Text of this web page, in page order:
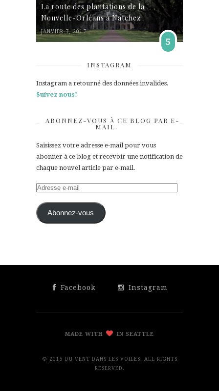
La route des plantations de la
Nouvelle-Orléans à Natchez
JANVIER 7, 2017
5
INSTAGRAM
Instagram a retourné des données invalides.
Suivez nous!
ABONNEZ-VOUS À CE BLOG PAR E-
MAIL.
Saisissez votre adresse e-mail pour vous
abonner à ce blog et recevoir une notification de
chaque nouvel article par e-mail.
Adresse
mail Abonnez-vous
Facebook Instagram
MADE WITH IN SEATTLE
© 2015 DU VENT DANS LES VOILES. ALL RIGHTS
RESERVED.